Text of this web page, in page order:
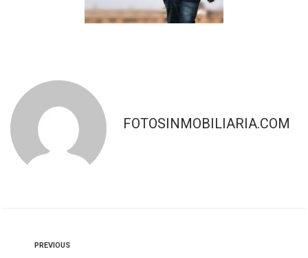
FOTOSINMOBILIARIA.COM
PREVIOUS